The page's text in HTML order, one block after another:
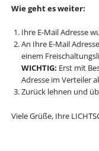
Wie geht es weiter:
Ihre E-Mail Adresse
An Ihre E-Mail
einem
WICHTIG: Erst mit
Adresse im Verteiler
Zurück lehnen und
Viele Grüße, Ihre